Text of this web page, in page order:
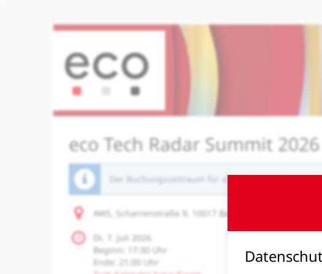
eco Tech Radar Summit 2026
Der Buchungszeitraum für diese Veranstaltung ist
AWS, Scharrenstraße 9, 10017 Berlin
Di, 7. Juli 2026
Beginn:
17:30
Uhr
Ende: 21:00 Uhr